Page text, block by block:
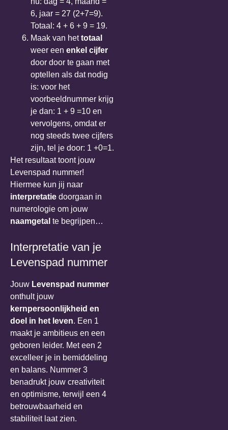
6, jaar = 27 (2+7=9).
Totaal: 4 + 6 + 9 = 19.
Maak van hettotaal
weer een enkel cijfer
door door te gaan met
optellen als dat nodig
is: voor het
voorbeeldnummer krijg
je dan: 1 + 9 =10 en
vervolgens, omdat er
nog steeds twee cijfers
zijn, tel je door: 1 +0=1.
Het resultaat toont jouw
Levenspad nummer!
Hiermee kun jij naar
interpretatie doorgaan in
numerologie om jouw
naamgetal te begrijpen…
Interpretatie van je
Levenspad nummer
Jouw Levenspad nummer
onthult jouw
kernpersoonlijkheid en
doel in het leven. Een 1
maakt je ambitieus en een
geboren leider. Met een 2
excelleer je in bemiddeling
en balans. Nummer 3
benadrukt jouw creativiteit
en optimisme, terwijl een 4
betrouwbaarheid en
stabiliteit laat zien.